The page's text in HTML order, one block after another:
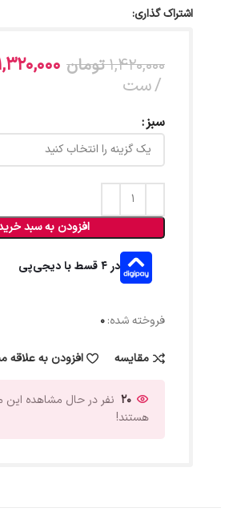
اشتراک گذاری:
1,420,000 تومان
ست
سبز
افزودن به سبد
در ۴ قسط با دیجی‌پی
فروخته شده:0
مقایسه افزودن به علاقه
20 نفر در حال مشاهده
هستند!